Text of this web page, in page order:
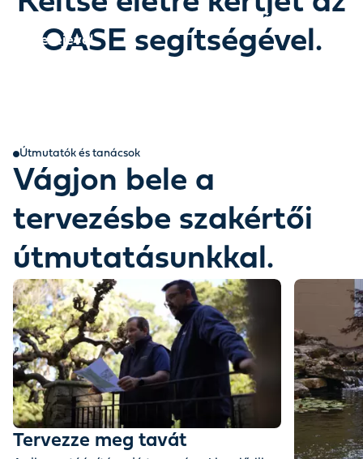
OASE segítségével.
Fedezze fel, hogyan varázsolhatja újjá kertjét a
víz erejével.
Útmutatók és tanácsok
Vágjon bele a
tervezésbe szakértői
útmutatásunkkal.
Tervezze meg tavát